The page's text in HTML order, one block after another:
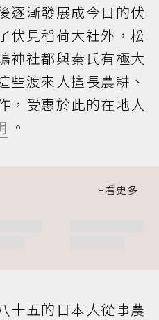
逐漸發展成今日的伏
伏見稻荷大社外，松
神社都與秦氏有極大
些渡來人擅長農耕、
，受惠於此的在地人
。
十五的日本人從事農